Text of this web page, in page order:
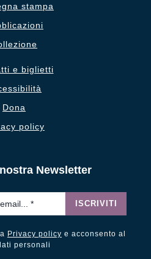
stampa
e biglietti
Dona
policy
Newsletter
ISCRIVITI
Privacy policy e acconsento al
personali